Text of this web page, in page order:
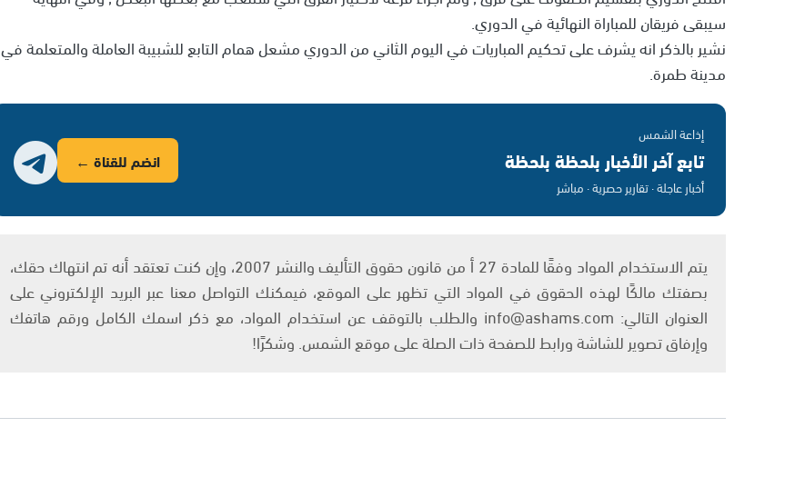
سيبقى فريقان للمباراة النهائية في الدوري.
نشير بالذكر انه يشرف على تحكيم المباريات في اليوم الثاني من الدوري مشعل همام التابع للشبيبة العاملة والمتعلمة في
مدينة طمرة.
إذاعة الشمس
تابع آخر الأخبار بلحظة بلحظة
أخبار عاجلة · تقارير حصرية · مباشر
انضم للقناة ←
يتم الاستخدام المواد وفقًا للمادة 27 أ من قانون حقوق التأليف والنشر 2007، وإن كنت تعتقد أنه تم انتهاك حقك،
بصفتك مالكًا لهذه الحقوق في المواد التي تظهر على الموقع، فيمكنك التواصل معنا عبر البريد الإلكتروني على
العنوان التالي: info@ashams.com والطلب بالتوقف عن استخدام المواد، مع ذكر اسمك الكامل ورقم هاتفك
وإرفاق تصوير للشاشة ورابط للصفحة ذات الصلة على موقع الشمس. وشكرًا!